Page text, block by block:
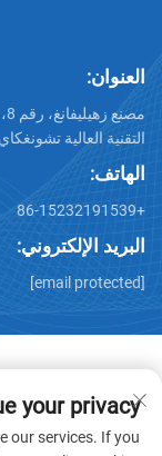
العنوان:
التقنية العالية
الهاتف:
+86-15232191539
البريد الإلكتروني:
[email protected]
حقوق الطبع
your privacy
our services. If you